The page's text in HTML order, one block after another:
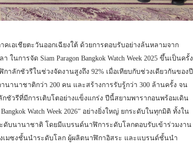
เอเชียตะวันออกเฉียงใต้ ด้วยการตอบรับอย่างล้นหลามจาก
การจัด Siam Paragon Bangkok Watch Week 2025 ขึ้นเป็นครั้ง
ลักชัวรีในช่วงจัดงานสูงถึง 92% เมื่อเทียบกับช่วงเดียวกันของปี
านาชาติกว่า 200 คน และสร้างการรับรู้กว่า 300 ล้านครั้ง จน
ชัวรีที่มีการเติบโตอย่างแข็งแกร่ง ปีนี้สยามพารากอนพร้อมเดิน
Watch Week 2026” อย่างยิ่งใหญ่ ยกระดับในทุกมิติ ทั้งใน
บนานาชาติ โดยมีแบรนด์นาฬิการะดับโลกตอบรับเข้าร่วมงาน
เมซงชั้นนำระดับโลก ผู้ผลิตนาฬิกาอิสระ และแบรนด์ชั้นนำ